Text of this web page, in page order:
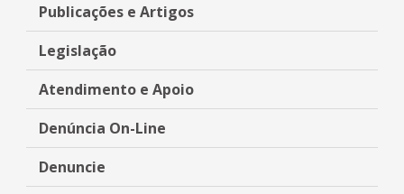
Publicações e Artigos
Legislação
Atendimento e Apoio
Denúncia On-Line
Denuncie